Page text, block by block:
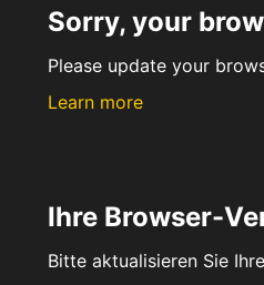
Sorry, your
Please update your
Learn more
Ihre Browser-
Bitte aktualisieren Sie